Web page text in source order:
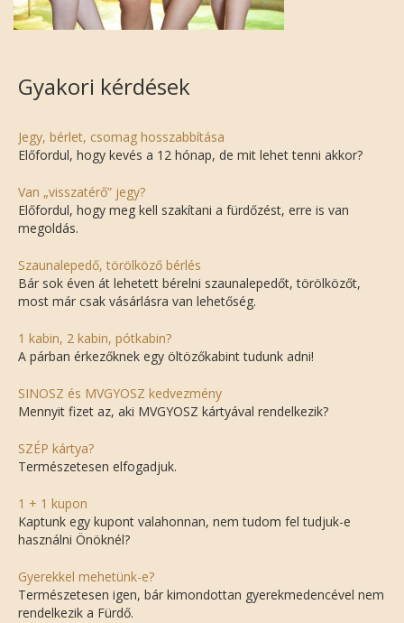
Gyakori kérdések
Jegy, bérlet, csomag hosszabbítása
Előfordul, hogy kevés a 12 hónap, de mit lehet tenni akkor?
Van „visszatérő” jegy?
Előfordul, hogy meg kell szakítani a fürdőzést, erre is van
megoldás.
Szaunalepedő, törölköző bérlés
Bár sok éven át lehetett bérelni szaunalepedőt, törölközőt,
most már csak vásárlásra van lehetőség.
1 kabin, 2 kabin, pótkabin?
A párban érkezőknek egy öltözőkabint tudunk adni!
SINOSZ és MVGYOSZ kedvezmény
Mennyit fizet az, aki MVGYOSZ kártyával rendelkezik?
SZÉP kártya?
Természetesen elfogadjuk.
1 + 1 kupon
Kaptunk egy kupont valahonnan, nem tudom fel tudjuk-e
használni Önöknél?
Gyerekkel mehetünk-e?
Természetesen igen, bár kimondottan gyerekmedencével nem
rendelkezik a Fürdő.